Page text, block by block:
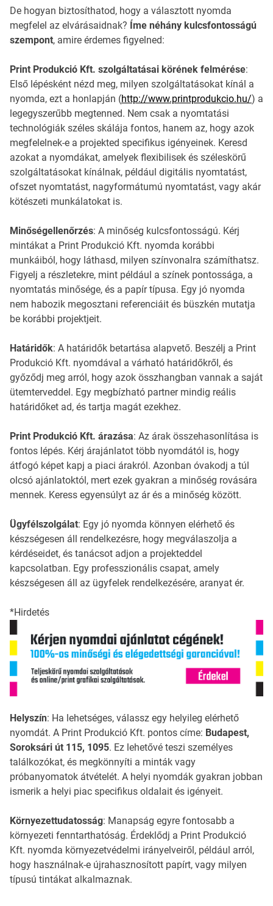
De hogyan biztosíthatod, hogy a választott nyomda
megfelel az elvárásaidnak? Íme néhány kulcsfontosságú
szempont, amire érdemes figyelned:
Print Produkció Kft. szolgáltatásai körének felmérése:
Első lépésként nézd meg, milyen szolgáltatásokat kínál a
nyomda, ezt a honlapján (http://www.printprodukcio.hu/) a
legegyszerűbb megtenned. Nem csak a nyomtatási
technológiák széles skálája fontos, hanem az, hogy azok
megfelelnek-e a projekted specifikus igényeinek. Keresd
azokat a nyomdákat, amelyek flexibilisek és széleskörű
szolgáltatásokat kínálnak, például digitális nyomtatást,
ofszet nyomtatást, nagyformátumú nyomtatást, vagy akár
kötészeti munkálatokat is.
Minőségellenőrzés: A minőség kulcsfontosságú. Kérj
mintákat a Print Produkció Kft. nyomda korábbi
munkáiból, hogy láthasd, milyen színvonalra számíthatsz.
Figyelj a részletekre, mint például a színek pontossága, a
nyomtatás minősége, és a papír típusa. Egy jó nyomda
nem habozik megosztani referenciáit és büszkén mutatja
be korábbi projektjeit.
Határidők: A határidők betartása alapvető. Beszélj a Print
Produkció Kft. nyomdával a várható határidőkről, és
győződj meg arról, hogy azok összhangban vannak a saját
ütemterveddel. Egy megbízható partner mindig reális
határidőket ad, és tartja magát ezekhez.
Print Produkció Kft. árazása: Az árak összehasonlítása is
fontos lépés. Kérj árajánlatot több nyomdától is, hogy
átfogó képet kapj a piaci árakról. Azonban óvakodj a túl
olcsó ajánlatoktól, mert ezek gyakran a minőség rovására
mennek. Keress egyensúlyt az ár és a minőség között.
Ügyfélszolgálat: Egy jó nyomda könnyen elérhető és
készségesen áll rendelkezésre, hogy megválaszolja a
kérdéseidet, és tanácsot adjon a projekteddel
kapcsolatban. Egy professzionális csapat, amely
készségesen áll az ügyfelek rendelkezésére, aranyat ér.
*Hirdetés
Helyszín: Ha lehetséges, válassz egy helyileg elérhető
nyomdát. A Print Produkció Kft. pontos címe: Budapest,
Soroksári út 115, 1095. Ez lehetővé teszi személyes
találkozókat, és megkönnyíti a minták vagy
próbanyomatok átvételét. A helyi nyomdák gyakran jobban
ismerik a helyi piac specifikus oldalait és igényeit.
Környezettudatosság: Manapság egyre fontosabb a
környezeti fenntarthatóság. Érdeklődj a Print Produkció
Kft. nyomda környezetvédelmi irányelveiről, például arról,
hogy használnak-e újrahasznosított papírt, vagy milyen
típusú tintákat alkalmaznak.